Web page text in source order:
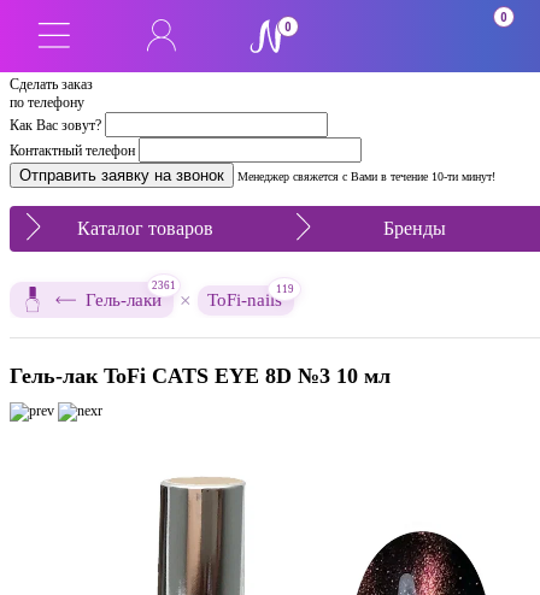
Сделать заказ
по телефону
Как Вас зовут?
Контактный телефон
Менеджер свяжется с Вами в течение 10-ти минут!
0
0
Каталог товаров Бренды
Гель-лаки
2361
× ToFi-nails
119
Гель-лак ToFi CATS EYE 8D №3 10 мл